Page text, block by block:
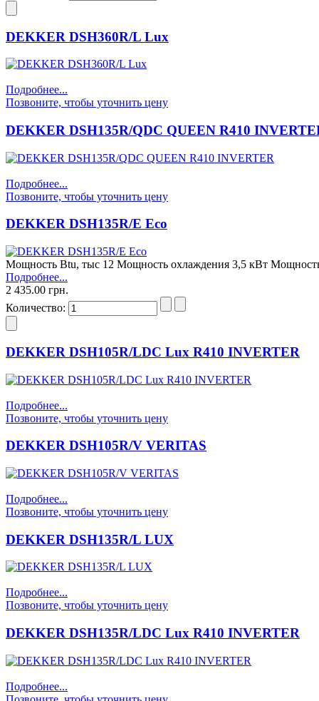
DEKKER DSH360R/L Lux
Подробнее...
Позвоните, чтобы уточнить цену
DEKKER DSH135R/QDC QUEEN R410
Подробнее...
Позвоните, чтобы уточнить цену
DEKKER DSH135R/E Eco
Мощность Btu, тыс 12 Мощность охлаждения 3,5 кВт
Подробнее...
2 435.00 грн.
Количество:
DEKKER DSH105R/LDC Lux R410 INVERTER
Подробнее...
Позвоните, чтобы уточнить цену
DEKKER DSH105R/V VERITAS
Подробнее...
Позвоните, чтобы уточнить цену
DEKKER DSH135R/L LUX
Подробнее...
Позвоните, чтобы уточнить цену
DEKKER DSH135R/LDC Lux R410 INVERTER
Подробнее...